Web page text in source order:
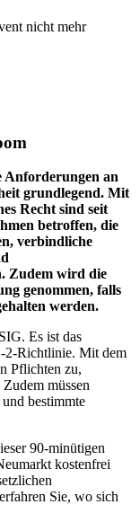
nicht mehr
Anforderungen an
grundlegend. Mit
Recht sind seit
betroffen, die
verbindliche
Zudem wird die
genommen, falls
werden.
Es ist das
2-Richtlinie. Mit dem
Pflichten zu,
müssen
bestimmte
90-minütigen
kostenfrei
Sie, wo sich